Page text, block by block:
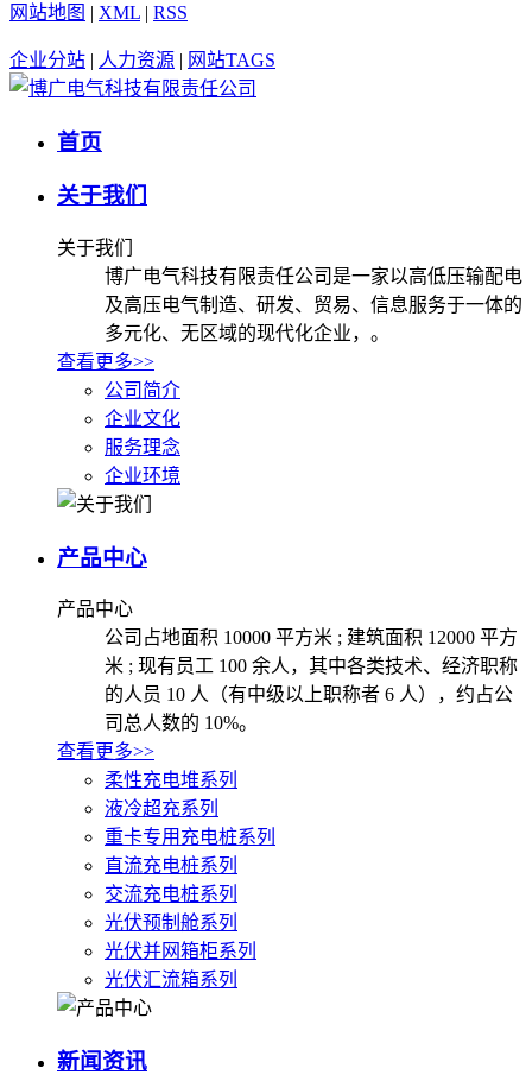
网站地图 | XML | RSS
企业分站 | 人力资源 | 网站TAGS
首页
关于我们
关于我们
博广电气科技有限责任公司是一家以高低压输配电
及高压电气制造、研发、贸易、信息服务于一体的
多元化、无区域的现代化企业，。
查看更多>>
公司简介
企业文化
服务理念
企业环境
产品中心
产品中心
公司占地面积 10000 平方米 ; 建筑面积 12000 平方
米 ; 现有员工 100 余人，其中各类技术、经济职称
的人员 10 人（有中级以上职称者 6 人），约占公
司总人数的 10%。
查看更多>>
柔性充电堆系列
液冷超充系列
重卡专用充电桩系列
直流充电桩系列
交流充电桩系列
光伏预制舱系列
光伏并网箱柜系列
光伏汇流箱系列
新闻资讯